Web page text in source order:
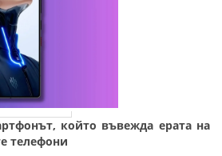
който въвежда ерата на
телефони